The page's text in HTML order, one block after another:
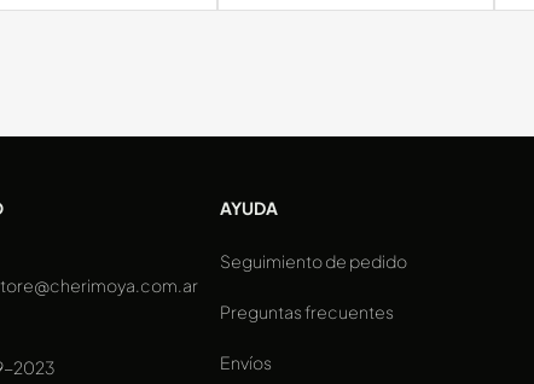
2023
AYUDA
Seguimiento de pedido
Preguntas frecuentes
Envíos